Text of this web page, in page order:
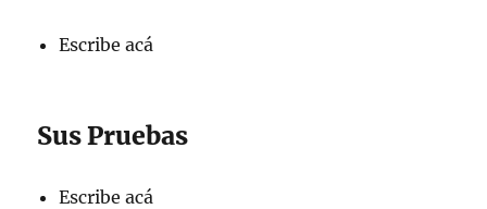
Escribe acá
Sus Pruebas
Escribe acá